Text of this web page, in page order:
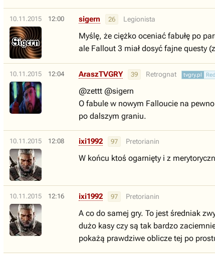
10.11.2015 12:00 sigern 26 Legionista
Myślę, że ciężko oceniać fabułę po
ale Fallout 3 miał dosyć fajne questy
10.11.2015 12:04 AraszTVGRY 39 Retrognat tvgry.pl
@zettt @sigern
O fabule w nowym Falloucie na
po dalszym graniu.
10.11.2015 12:08 ixi1992 97 Pretorianin
W końcu ktoś ogarnięty i z
10.11.2015 12:16 ixi1992 97 Pretorianin
A co do samej gry. To jest średniak
dużo kasy czy są tak bardzo
pokażą prawdziwe oblicze tej po